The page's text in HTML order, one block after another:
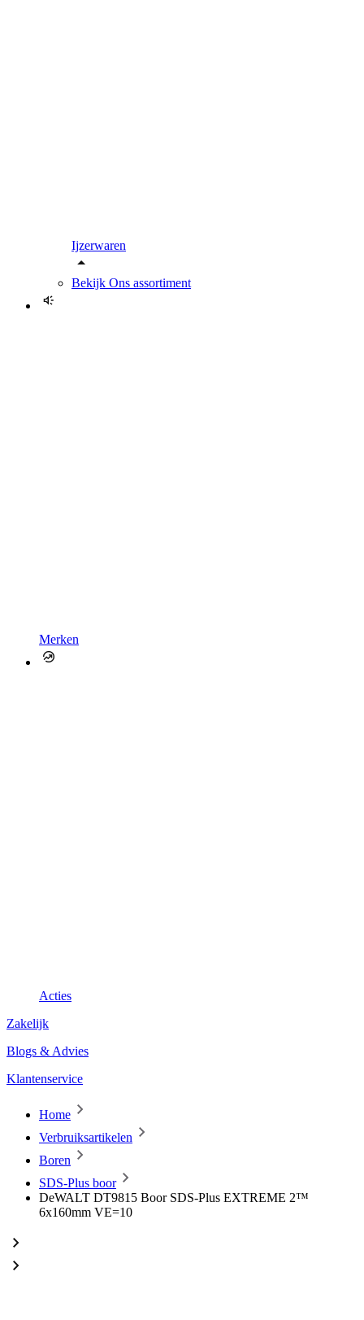
Ijzerwaren
Bekijk Ons assortiment
Merken
Acties
Zakelijk
Blogs & Advies
Klantenservice
Home
Verbruiksartikelen
Boren
SDS-Plus boor
DeWALT DT9815 Boor SDS-Plus EXTREME 2™
6x160mm VE=10